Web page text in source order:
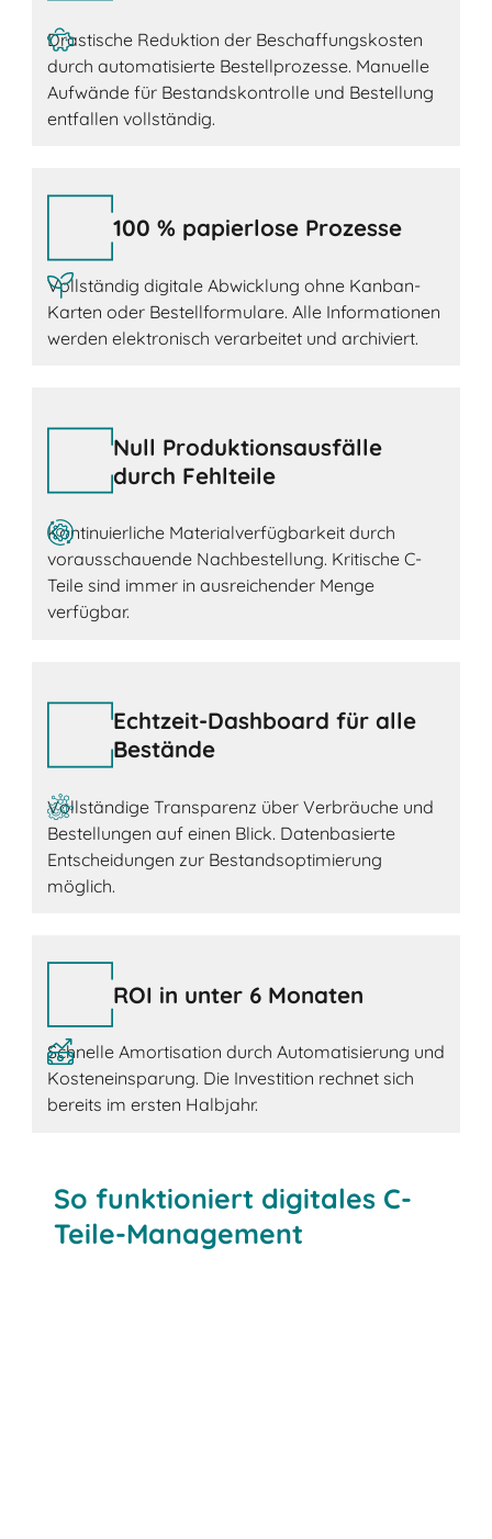
Drastische Reduktion der Beschaffungskosten
durch automatisierte Bestellprozesse. Manuelle
Aufwände für Bestandskontrolle und Bestellung
entfallen vollständig.
100 % papierlose Prozesse
Vollständig digitale Abwicklung ohne Kanban-
Karten oder Bestellformulare. Alle Informationen
werden elektronisch verarbeitet und archiviert.
Null Produktionsausfälle
durch Fehlteile
Kontinuierliche Materialverfügbarkeit durch
vorausschauende Nachbestellung. Kritische C-
Teile sind immer in ausreichender Menge
verfügbar.
Echtzeit-Dashboard für alle
Bestände
Vollständige Transparenz über Verbräuche und
Bestellungen auf einen Blick. Datenbasierte
Entscheidungen zur Bestandsoptimierung
möglich.
ROI in unter 6 Monaten
Schnelle Amortisation durch Automatisierung und
Kosteneinsparung. Die Investition rechnet sich
bereits im ersten Halbjahr.
So funktioniert digitales C-
Teile-Management